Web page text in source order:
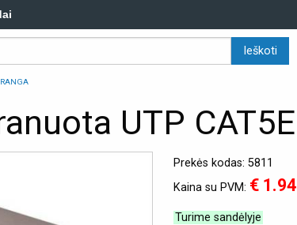
UTP CAT5E
Prekės kodas: 5811
Kaina su PVM: € 1.94
Turime sandėlyje